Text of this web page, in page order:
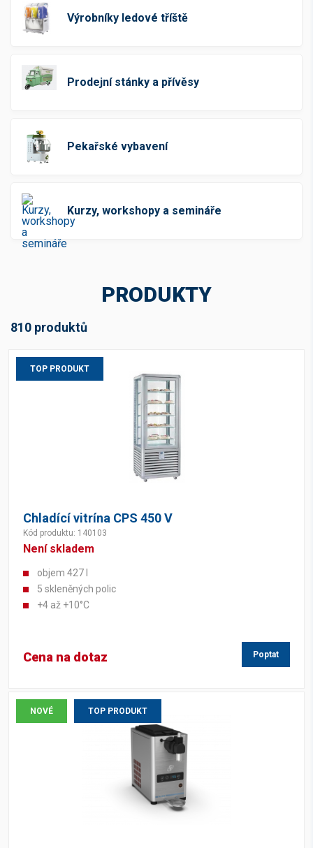
Skladová dostupnost
Na dotaz
Výrobníky ledové tříště
Prodejní stánky a přívěsy
Pekařské vybavení
Kurzy, workshopy a semináře
PRODUKTY
810 produktů
TOP PRODUKT
Chladící vitrína CPS 450 V
Kód produktu: 140103
Není skladem
objem 427 l
5 skleněných polic
+4 až +10°C
Cena na dotaz Poptat
NOVÉ TOP PRODUKT